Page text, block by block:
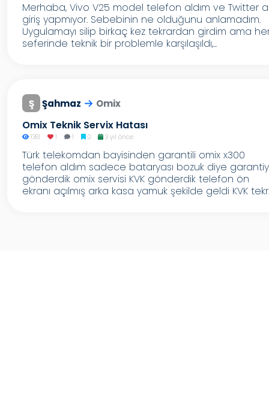
Merhaba, Vivo V25 model telefon aldım ve Twitter a
giriş yapmıyor. Sebebinin ne olduğunu anlamadım.
Uygulamayı silip birkaç kez tekrardan girdim ama
seferinde teknik bir problemle karşılaşıldı,...
Ş Şahmaz Omix
Omix Teknik Servix Hatası
1361 1 1 0 3 yıl önce
Türk telekomdan bayisinden garantili omix x300
telefon aldım sadece bataryası bozuk diye
gönderdik omix servisi KVK gönderdik telefon ön
ekranı açılmış arka kasa yamuk şekilde geldi KVK